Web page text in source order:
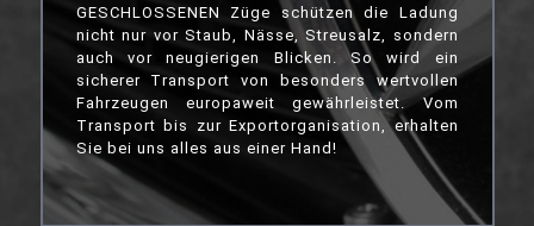
GESCHLOSSENEN Züge schützen die Ladung
nicht nur vor Staub, Nässe, Streusalz, sondern
auch vor neugierigen Blicken. So wird ein
sicherer Transport von besonders wertvollen
Fahrzeugen europaweit gewährleistet. Vom
Transport bis zur Exportorganisation, erhalten
Sie bei uns alles aus einer Hand!